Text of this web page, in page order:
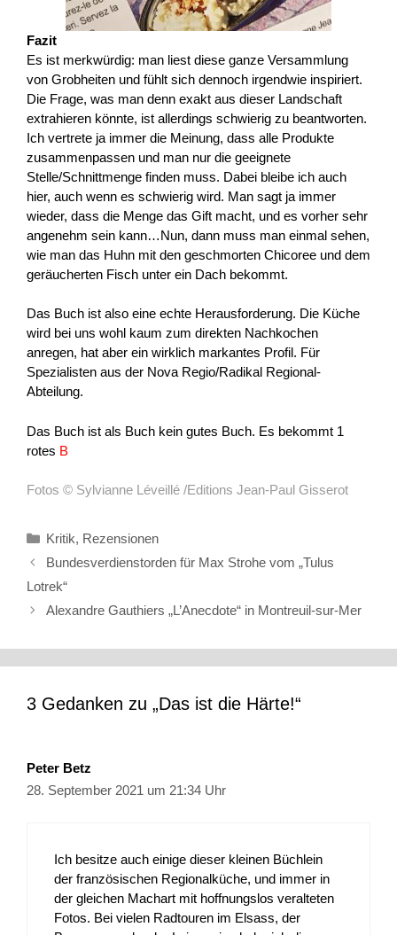
Fazit
Es ist merkwürdig: man liest diese ganze Versammlung
von Grobheiten und fühlt sich dennoch irgendwie inspiriert.
Die Frage, was man denn exakt aus dieser Landschaft
extrahieren könnte, ist allerdings schwierig zu beantworten.
Ich vertrete ja immer die Meinung, dass alle Produkte
zusammenpassen und man nur die geeignete
Stelle/Schnittmenge finden muss. Dabei bleibe ich auch
hier, auch wenn es schwierig wird. Man sagt ja immer
wieder, dass die Menge das Gift macht, und es vorher sehr
angenehm sein kann…Nun, dann muss man einmal sehen,
wie man das Huhn mit den geschmorten Chicoree und dem
geräucherten Fisch unter ein Dach bekommt.
Das Buch ist also eine echte Herausforderung. Die Küche
wird bei uns wohl kaum zum direkten Nachkochen
anregen, hat aber ein wirklich markantes Profil. Für
Spezialisten aus der Nova Regio/Radikal Regional-
Abteilung.
Das Buch ist als Buch kein gutes Buch. Es bekommt 1
rotes B
Fotos © Sylvianne Léveillé /Editions Jean-Paul Gisserot
Kategorien
Kritik, Rezensionen
Bundesverdienstorden für Max Strohe vom „Tulus
Lotrek“
Alexandre Gauthiers „L’Anecdote“ in Montreuil-sur-Mer
3 Gedanken zu „Das ist die Härte!“
Peter Betz
28. September 2021 um 21:34 Uhr
Ich besitze auch einige dieser kleinen Büchlein
der französischen Regionalküche, und immer in
der gleichen Machart mit hoffnungslos veralteten
Fotos. Bei vielen Radtouren im Elsass, der